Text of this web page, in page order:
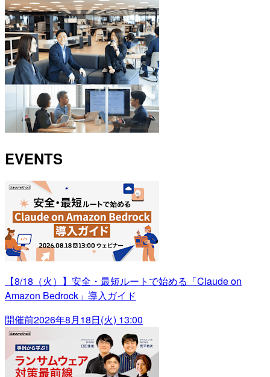
EVENTS
【8/18（火）】安全・最短ルートで始める「Claude on
Amazon Bedrock」導入ガイド
開催前2026年8月18日(火) 13:00